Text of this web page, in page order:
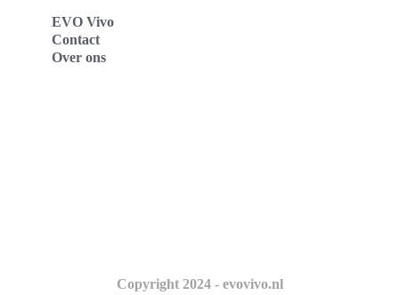
EVO Vivo
Contact
Over ons
Copyright 2024 - evovivo.nl